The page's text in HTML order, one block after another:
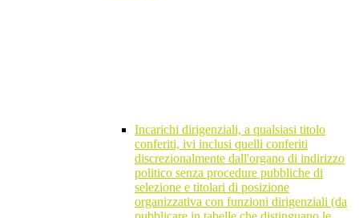
Incarichi dirigenziali, a qualsiasi titolo
conferiti, ivi inclusi quelli conferiti
discrezionalmente dall'organo di indirizzo
politico senza procedure pubbliche di
selezione e titolari di posizione
organizzativa con funzioni dirigenziali (da